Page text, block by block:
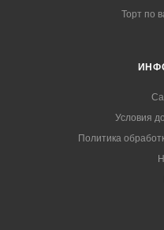
Торт по
Условия
Политика